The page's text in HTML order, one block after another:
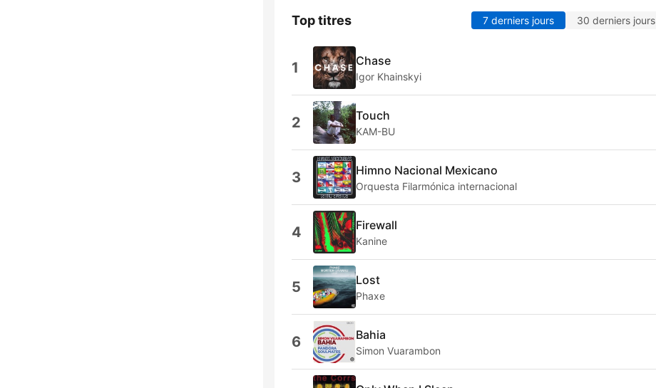
Top titres 7 derniers jours 30 derniers jours
1 Chase
Igor Khainskyi
2 Touch
KAM-BU
3 Himno Nacional Mexicano
Orquesta Filarmónica internacional
4 Firewall
Kanine
5 Lost
Phaxe
6 Bahia
Simon Vuarambon